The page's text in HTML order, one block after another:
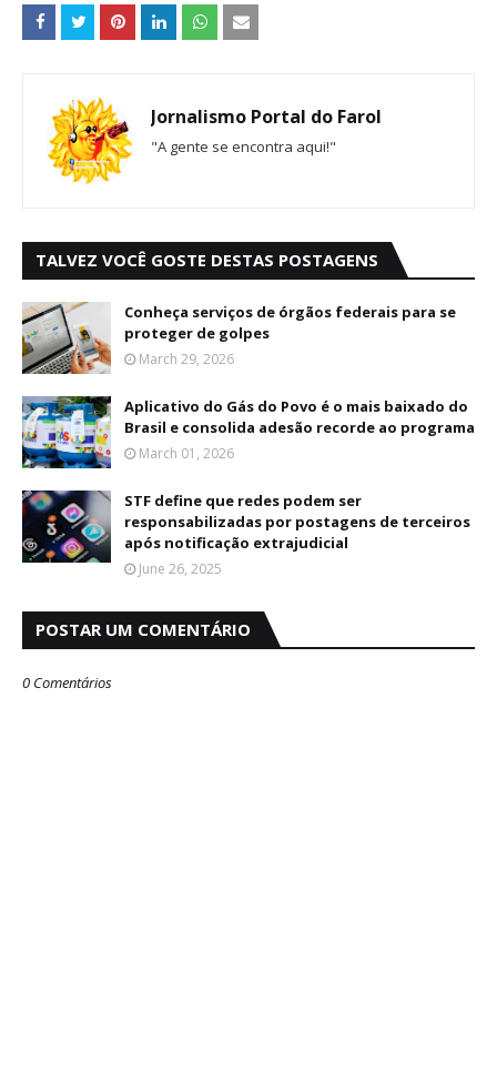
Jornalismo Portal do Farol
"A gente se encontra aqui!"
TALVEZ VOCÊ GOSTE DESTAS POSTAGENS
Conheça serviços de órgãos federais para se
proteger de golpes
March 29, 2026
Aplicativo do Gás do Povo é o mais baixado do
Brasil e consolida adesão recorde ao programa
March 01, 2026
STF define que redes podem ser
responsabilizadas por postagens de terceiros
após notificação extrajudicial
June 26, 2025
POSTAR UM COMENTÁRIO
0 Comentários